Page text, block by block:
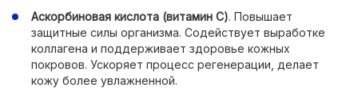
Аскорбиновая кислота (витамин С). Повышает
защитные силы организма. Содействует выработке
коллагена и поддерживает здоровье кожных
покровов. Ускоряет процесс регенерации, делает
кожу более увлажненной.